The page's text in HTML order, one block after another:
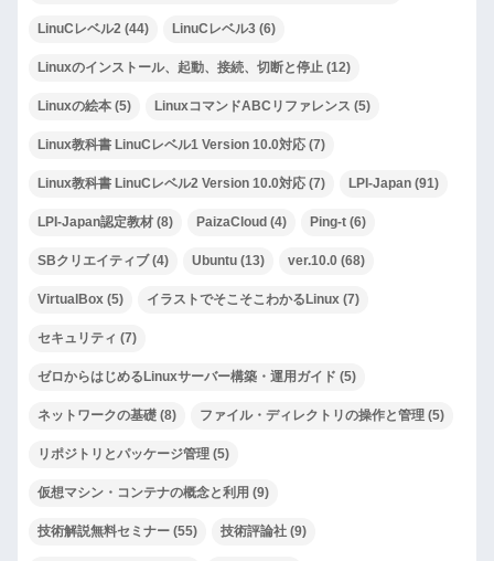
LinuCレベル2 (44) LinuCレベル3 (6)
Linuxのインストール、起動、接続、切断と停止 (12)
Linuxの絵本 (5) LinuxコマンドABCリファレンス (5)
Linux教科書 LinuCレベル1 Version 10.0対応 (7)
Linux教科書 LinuCレベル2 Version 10.0対応 (7) LPI-Japan (91)
LPI-Japan認定教材 (8) PaizaCloud (4) Ping-t (6)
SBクリエイティブ(4) Ubuntu (13) ver.10.0 (68)
VirtualBox (5) イラストでそこそこわかるLinux (7)
セキュリティ (7)
ゼロからはじめるLinuxサーバー構築・運用ガイド (5)
ネットワークの基礎 (8) ファイル・ディレクトリの操作と管理 (5)
リポジトリとパッケージ管理 (5)
仮想マシン・コンテナの概念と利用 (9)
技術解説無料セミナー (55) 技術評論社 (9)